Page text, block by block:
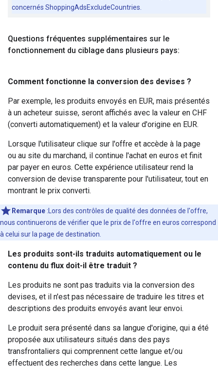
concernés ShoppingAdsExcludeCountries.
Questions fréquentes supplémentaires sur le
fonctionnement du ciblage dans plusieurs pays:
Comment fonctionne la conversion des devises ?
Par exemple, les produits envoyés en EUR, mais présentés
à un acheteur suisse, seront affichés avec la valeur en CHF
(converti automatiquement) et la valeur d'origine en EUR.
Lorsque l'utilisateur clique sur l'offre et accède à la page
ou au site du marchand, il continue l'achat en euros et finit
par payer en euros. Cette expérience utilisateur rend la
conversion de devise transparente pour l'utilisateur, tout en
montrant le prix converti.
Remarque :Lors des contrôles de qualité des données de l'offre,
nous continuerons de vérifier que le prix de l'offre en euros correspond
à celui sur la page de destination.
Les produits sont-ils traduits automatiquement ou le
contenu du flux doit-il être traduit ?
Les produits ne sont pas traduits via la conversion des
devises, et il n'est pas nécessaire de traduire les titres et
descriptions des produits envoyés avant leur envoi.
Le produit sera présenté dans sa langue d'origine, qui a été
proposée aux utilisateurs situés dans des pays
transfrontaliers qui comprennent cette langue et/ou
effectuent des recherches dans cette langue. Les